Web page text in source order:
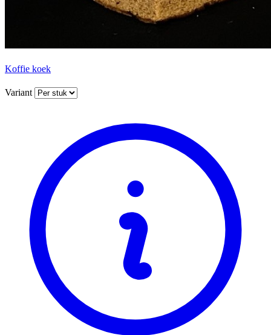
Koffie koek
Variant